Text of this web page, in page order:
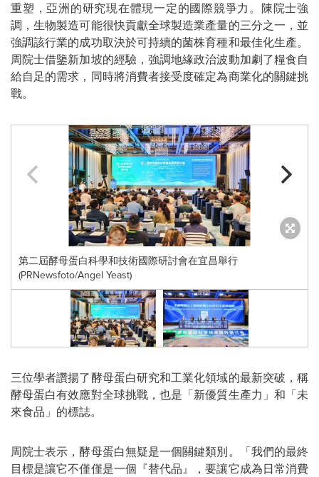
重塑，亞洲的研究現在體現一定的國際競爭力。陳院士強
調，生物製造可能很快貢獻全球製造業產量的三分之一，並
強調該行業的成功取決於可持續的菌株育種和最佳化生產。
周院士借鑒新加坡的經驗，強調地緣政治波動加劇了糧食自
給自足的需求，同時將消費者接受度確定為商業化的關鍵挑
戰。
第二屆酵母蛋白科學和技術國際研討會在宜昌舉行
(PRNewsfoto/Angel Yeast)
三位學者讚揚了酵母蛋白研究和工業化領域的最新突破，稱
酵母蛋白有效應對全球挑戰，也是 「新優質生產力 」 和 「未
來食品 」 的標誌。
周院士表示，酵母蛋白無疑是一個關鍵類別。 「我們的最終
目標是讓它不僅僅是一個『替代品』，要讓它成為日常消費